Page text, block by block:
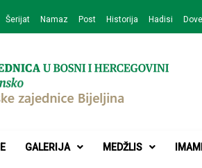
Šerijat Namaz Post Historija Hadisi Dove
GALERIJA MEDŽLIS IMAMI